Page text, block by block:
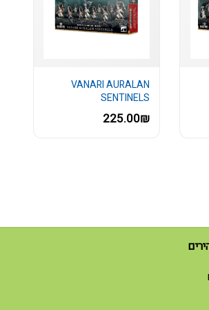
VANARI AURALAN
SENTINELS
225.00₪